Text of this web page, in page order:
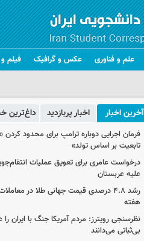
علم و فناوری عکس و گرافیک فیلم
آخرین اخبار اخبار پربازدید داغ‌ترین
فرمان اجرایی دوباره ترامپ برای محدود
تابعیت بر اساس تولد»
درخواست عامری برای تعویق عملیات
علیه عربستان
رشد ۴.۸ درصدی قیمت جهانی طلا در
هفته
نظرسنجی رویترز: مردم آمریکا جنگ با ایران را
بی‌ثباتی می‌دانند